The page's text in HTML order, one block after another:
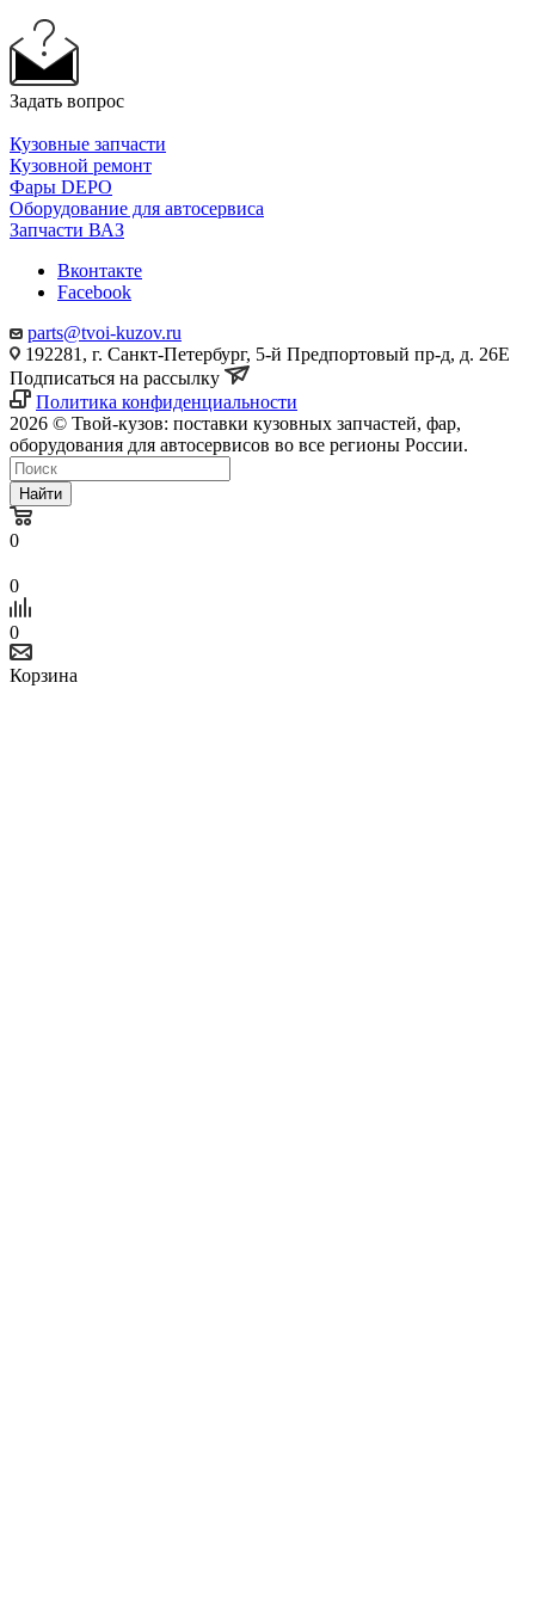
Задать вопрос
Кузовные запчасти
Кузовной ремонт
Фары DEPO
Оборудование для автосервиса
Запчасти ВАЗ
Вконтакте
Facebook
parts@tvoi-kuzov.ru
192281, г. Санкт-Петербург, 5-й Предпортовый пр-д, д. 26Е
Подписаться на рассылку
Политика конфиденциальности
2026 © Твой-кузов: поставки кузовных запчастей, фар,
оборудования для автосервисов во все регионы России.
Найти
0
0
0
Корзина